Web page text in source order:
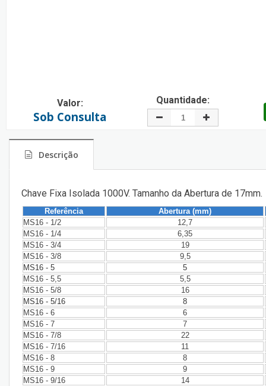
Valor:
Sob Consulta
Quantidade:
Descrição
Chave Fixa Isolada 1000V. Tamanho da Abertura de 17mm.
Referência
Abertura (mm)
MS16 - 1/2
12,7
MS16 - 1/4
6,35
MS16 - 3/4
19
MS16 - 3/8
9,5
MS16 - 5
5
MS16 - 5,5
5,5
MS16 - 5/8
16
MS16 - 5/16
8
MS16 - 6
6
MS16 - 7
7
MS16 - 7/8
22
MS16 - 7/16
11
MS16 - 8
8
MS16 - 9
9
MS16 - 9/16
14